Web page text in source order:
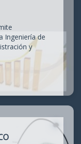
Ingeniería de
y